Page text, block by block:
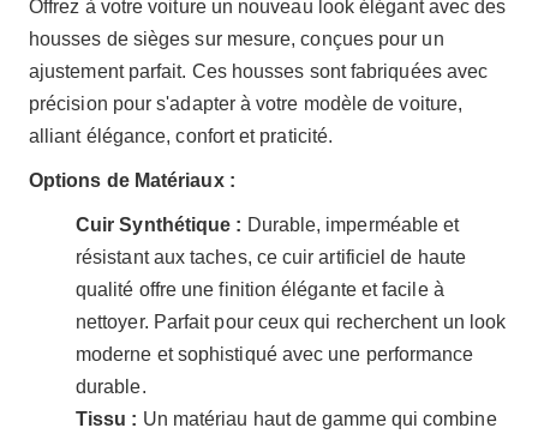
Offrez à votre voiture un nouveau look élégant avec des
housses de sièges sur mesure, conçues pour un
ajustement parfait. Ces housses sont fabriquées avec
précision pour s'adapter à votre modèle de voiture,
alliant élégance, confort et praticité.
Options de Matériaux :
Cuir Synthétique : Durable, imperméable et
résistant aux taches, ce cuir artificiel de haute
qualité offre une finition élégante et facile à
nettoyer. Parfait pour ceux qui recherchent un look
moderne et sophistiqué avec une performance
durable.
Tissu : Un matériau haut de gamme qui combine